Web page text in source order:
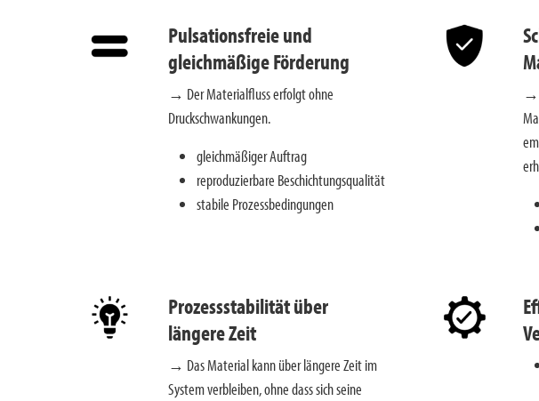
Pulsationsfreie und
gleichmäßige Förderung
→ Der Materialfluss erfolgt ohne
Druckschwankungen.
gleichmäßiger Auftrag
reproduzierbare Beschichtungsqualität
stabile Prozessbedingungen
→
Prozessstabilität über
längere Zeit
→ Das Material kann über längere Zeit im
System verbleiben, ohne dass sich seine